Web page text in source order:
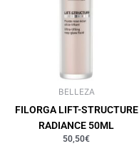
BELLEZA
FILORGA LIFT-STRUCTURE
RADIANCE 50ML
50,50€